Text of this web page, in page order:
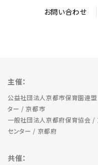
お問い合わせ
主催：
公益社団法人京都市保育園連
ター / 京都市
一般社団法人京都府保育協会 /
センター / 京都府
共催：